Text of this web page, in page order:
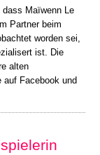
dass Maïwenn Le
Partner beim
worden sei,
ist. Die
alten
auf Facebook und